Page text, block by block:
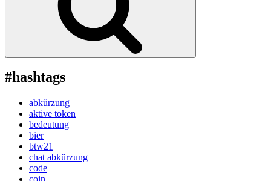
#hashtags
abkürzung
aktive token
bedeutung
bier
btw21
chat abkürzung
code